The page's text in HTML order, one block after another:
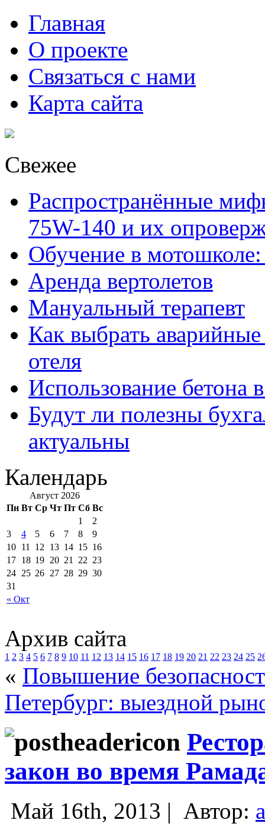
Главная
О проекте
Связаться с нами
Карта сайта
Свежее
Распространённые
75W-140 и их
Обучение в
Аренда вертолетов
Мануальный терапевт
Как выбрать
отеля
Использование бетона
Будут ли полезны
актуальны
Календарь
Август 2026
Пн Вт Ср Чт Пт Сб Вс
« Окт
1
2
3
4 5 6 7 8
9
10 11 12 13 14 15 16
17 18 19 20 21 22 23
24 25 26 27 28 29 30
31
Архив сайта
1 2 3 4 5 6 7 8 9 10 11 12 13 14 15 16 17 18 19 20 21 22 23 24 25
« Повышение
Петербург: выездной
закон во время
Май 16th, 2013 | Автор: